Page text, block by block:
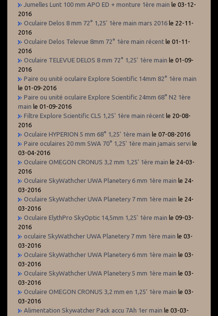
Jumelles Lunt 100 mm APO ED + monture 1ère main le 03-12-
2016
Oculaire Delos 8 mm 72° 1,25' 1ère main mars 2016 le 22-11-
2016
Oculaire Delos Televue 8mm 72° 1ère main récent le 01-11-
2016
Oculaire TELEVUE DELOS 8 mm 72° 1,25' 1ère main le 01-09-
2016
Paire ou unité oculaire Explore Scientific 14mm 82° 1ère main
le 01-09-2016
Paire ou unité oculaire Explore Scientific 24mm 68° N2 1ère
main le 01-09-2016
Filtre Explore Scientific CLS 1,25' 1ère main récent le 20-08-
2016
Oculaire HYPERION 5 mm 68° 1,25' 1ère main le 07-08-2016
Paire oculaires 20 mm SWA 70° 1,25' 1ère main jamais servi le
03-04-2016
Oculaire OMEGON CRONUS 3,2 mm 1,25’ 1ère main le 24-03-
2016
Oculaire SkyWathcher UWA Planetery 6 mm 1ère main le 24-
03-2016
Oculaire SkyWathcher UWA Planetery 7 mm 1ère main le 24-
03-2016
Oculaire ElythPro SkyOptic 14,5mm 1,25' 1ère main le 09-03-
2016
oculaire SkyWathcher UWA Planetery 7 mm 1ère main le 03-
03-2016
Oculaire SkyWathcher UWA Planetery 6 mm 1ère main le 03-
03-2016
Oculaire SkyWathcher UWA Planetery 5 mm 1ère main le 03-
03-2016
Oculaire OMEGON CRONUS 3,2 mm en 1,25’ 1ère main le 03-
03-2016
Alimentation Skywatcher Pack accu 7Ah 1er main le 03-03-